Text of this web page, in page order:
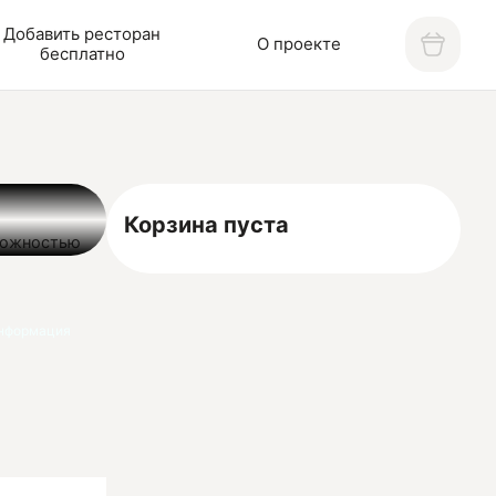
Добавить ресторан
бесплатно
О проекте
роллов и
Корзина пуста